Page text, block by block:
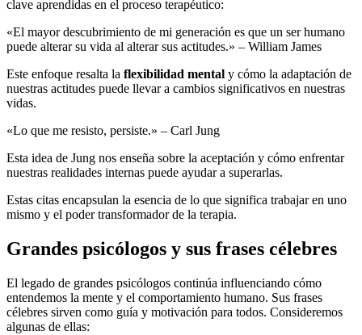
clave aprendidas en el proceso terapéutico:
«El mayor descubrimiento de mi generación es que un ser humano
puede alterar su vida al alterar sus actitudes.» – William James
Este enfoque resalta la flexibilidad mental y cómo la adaptación de
nuestras actitudes puede llevar a cambios significativos en nuestras
vidas.
«Lo que me resisto, persiste.» – Carl Jung
Esta idea de Jung nos enseña sobre la aceptación y cómo enfrentar
nuestras realidades internas puede ayudar a superarlas.
Estas citas encapsulan la esencia de lo que significa trabajar en uno
mismo y el poder transformador de la terapia.
Grandes psicólogos y sus frases célebres
El legado de grandes psicólogos continúa influenciando cómo
entendemos la mente y el comportamiento humano. Sus frases
célebres sirven como guía y motivación para todos. Consideremos
algunas de ellas: